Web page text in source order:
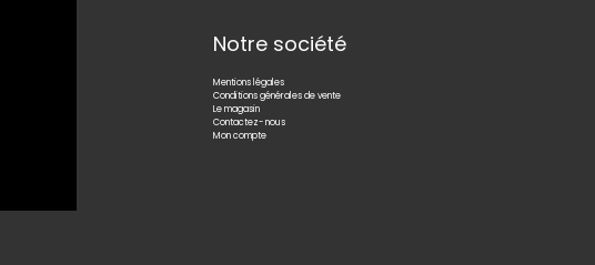
Notre société
Mentions légales
Conditions générales de vente
Le magasin
Contactez- nous
Mon compte